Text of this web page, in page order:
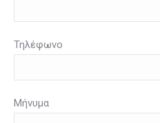
Τηλέφωνο
Μήνυμα